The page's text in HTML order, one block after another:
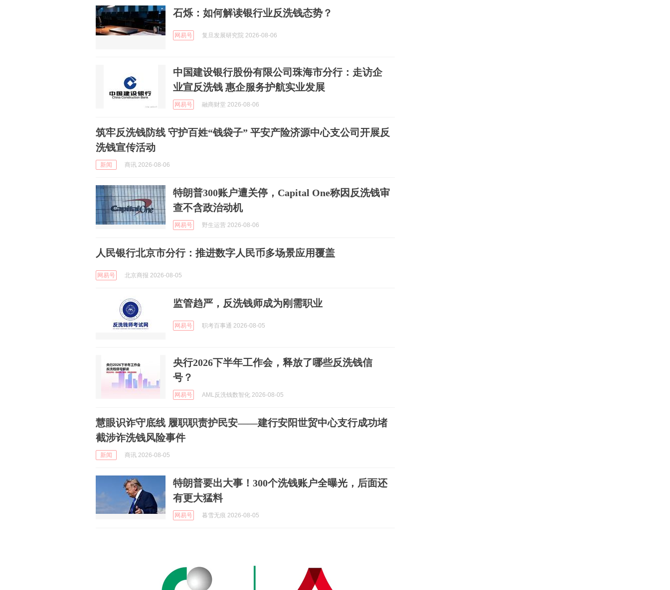
石烁：如何解读银行业反洗钱态势？
网易号 复旦发展研究院 2026-08-06
中国建设银行股份有限公司珠海市分行：走访企
业宣反洗钱 惠企服务护航实业发展
网易号 融商财堂 2026-08-06
筑牢反洗钱防线 守护百姓“钱袋子” 平安产险济源中心支公司开展反
洗钱宣传活动
新闻 商讯 2026-08-06
特朗普300账户遭关停，Capital One称因反洗钱审
查不含政治动机
网易号 野生运营 2026-08-06
人民银行北京市分行：推进数字人民币多场景应用覆盖
网易号 北京商报 2026-08-05
监管趋严，反洗钱师成为刚需职业
网易号 职考百事通 2026-08-05
央行2026下半年工作会，释放了哪些反洗钱信
号？
网易号 AML反洗钱数智化 2026-08-05
慧眼识诈守底线 履职职责护民安——建行安阳世贸中心支行成功堵
截涉诈洗钱风险事件
新闻 商讯 2026-08-05
特朗普要出大事！300个洗钱账户全曝光，后面还
有更大猛料
网易号 暮雪无痕 2026-08-05